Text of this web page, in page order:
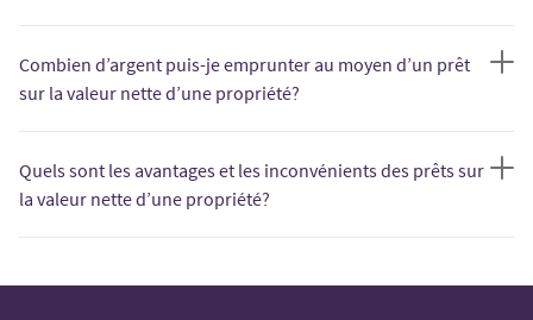
Combien d’argent puis-je emprunter au moyen d’un prêt
sur la valeur nette d’une propriété?
Quels sont les avantages et les inconvénients des prêts sur
la valeur nette d’une propriété?